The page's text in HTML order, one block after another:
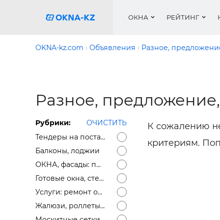
ОКНА РЕЙТИНГ
Услуги
Медиа
Ворота
Двери
Сетки
OKNA-kz.com Объявления Разное,
Разное,
Рубрики:
ОЧИСТИТЬ
Тендеры на поставку окон, фасадов
Балконы, лоджии
ОКНА, фасады: предложение
Готовые окна, стеклопакеты, подоконники (остатки)
Услуги: ремонт окон, доставка окон, откосы
Жалюзи, роллеты, маркизы
К сожалению
критериям.